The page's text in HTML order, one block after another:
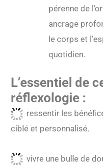
pérenne de
ancrage
le corps et
quotidien.
L’essentiel de
réflexologie :
ressentir les
ciblé et personnalisé,
vivre une bulle de